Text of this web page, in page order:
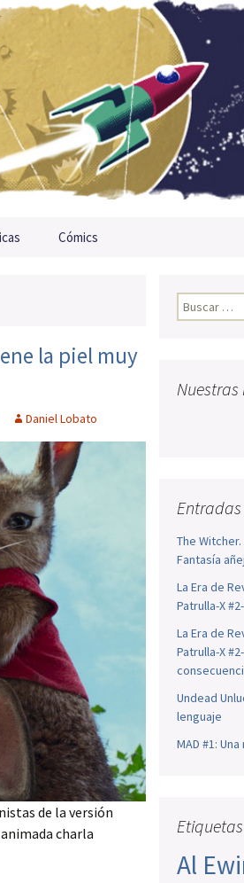
Cómics
la piel muy
Daniel Lobato
de la versión
charla
Buscar:
Nuestras
Entradas
The
Fantasía
La Era de
Patrulla-X
La Era de
Patrulla-X
Undead
lenguaje
MAD #1:
Etiquetas
Al